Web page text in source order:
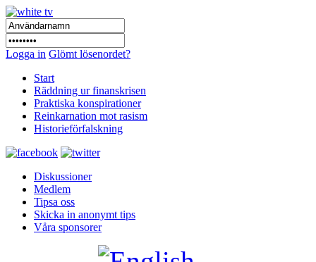
Logga in Glömt lösenordet?
Start
Räddning ur finanskrisen
Praktiska konspirationer
Reinkarnation mot rasism
Historieförfalskning
Diskussioner
Medlem
Tipsa oss
Skicka in anonymt tips
Våra sponsorer